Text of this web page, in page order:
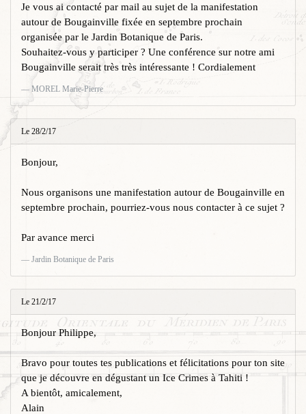
Je vous ai contacté par mail au sujet de la manifestation
autour de Bougainville fixée en septembre prochain
organisée par le Jardin Botanique de Paris.
Souhaitez-vous y participer ? Une conférence sur notre ami
Bougainville serait très très intéressante ! Cordialement
MOREL Marie-Pierre
Le 28/2/17
Bonjour,
Nous organisons une manifestation autour de Bougainville en
septembre prochain, pourriez-vous nous contacter à ce sujet ?
Par avance merci
Jardin Botanique de Paris
Le 21/2/17
Bonjour Philippe,
Bravo pour toutes tes publications et félicitations pour ton site
que je découvre en dégustant un Ice Crimes à Tahiti !
A bientôt, amicalement,
Alain